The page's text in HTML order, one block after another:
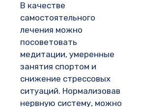
В качестве
самостоятельного
лечения можно
посоветовать
медитации, умеренные
занятия спортом и
снижение стрессовых
ситуаций. Нормализовав
нервную систему, можно